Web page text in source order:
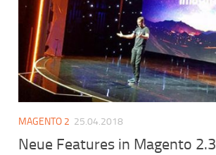
MAGENTO 2 25.04.2018
Neue Features in Magento 2.3